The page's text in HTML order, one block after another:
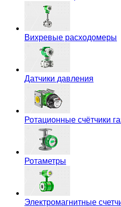
Вихревые расходомеры
Датчики давления
Ротационные счётчики
Ротаметры
Электромагнитные